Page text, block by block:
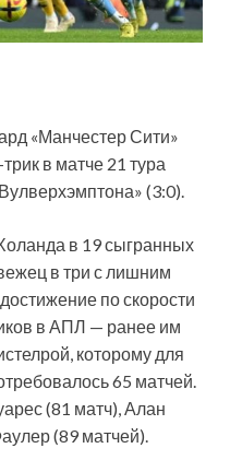
«Манчестер Сити»
в матче 21 тура
(3:0).
в 19 сыгранных
в три с лишним
по скорости
в АПЛ — ранее им
которому для
65 матчей.
(81 матч), Алан
(89 матчей).